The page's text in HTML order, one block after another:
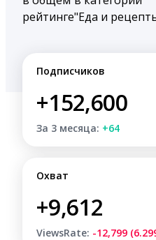
рейтинге"Еда и
Подписчиков
+152,600
За 3 месяца: +64
Охват
+9,612
ViewsRate: -12,799